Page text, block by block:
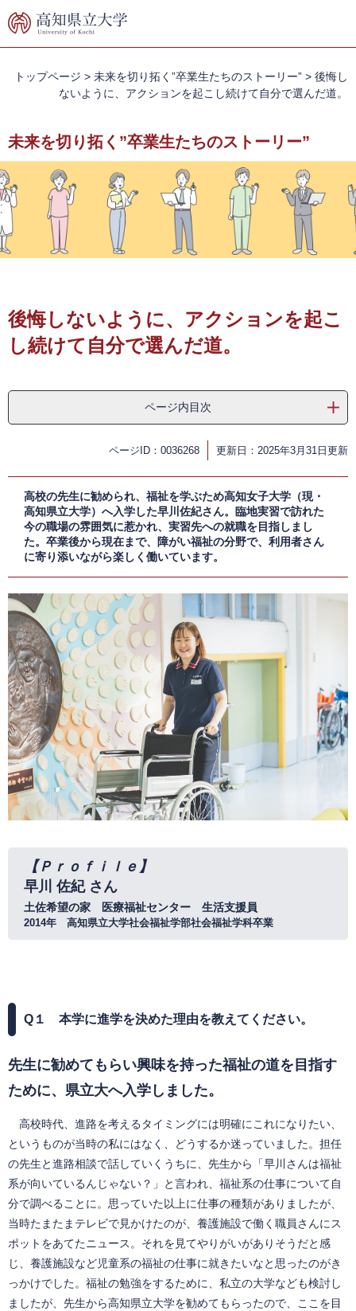
ー
ニ
て
本
文
へ
トップページ > 未来を切り拓く”卒業生たちのストーリー” > 後悔し
ないように、アクションを起こし続けて自分で選んだ道。
未来を切り拓く”卒業生たちのストーリー”
後悔しないように、アクションを起こ
し続けて自分で選んだ道。
ページ内目次
ページID：0036268 更新日：2025年3月31日更新
高校の先生に勧められ、福祉を学ぶため高知女子大学（現・
高知県立大学）へ入学した早川佐紀さん。臨地実習で訪れた
今の職場の雰囲気に惹かれ、実習先への就職を目指しまし
た。卒業後から現在まで、障がい福祉の分野で、利用者さん
に寄り添いながら楽しく働いています。​
【Ｐｒｏｆｉｌｅ】
早川 佐紀 さん​
土佐希望の家 医療福祉センター 生活支援員
2014年 高知県立大学社会福祉学部社会福祉学科卒業
Q １ 本学に進学を決めた理由を教えてください。
先生に勧めてもらい興味を持った福祉の道を目指す
ために、県立大へ入学しました。
高校時代、進路を考えるタイミングには明確にこれになりたい、
というものが当時の私にはなく、どうするか迷っていました。担任
の先生と進路相談で話していくうちに、先生から「早川さんは福祉
系が向いているんじゃない？」と言われ、福祉系の仕事について自
分で調べることに。思っていた以上に仕事の種類がありましたが、
当時たまたまテレビで見かけたのが、養護施設で働く職員さんにス
ポットをあてたニュース。それを見てやりがいがありそうだと感
じ、養護施設など児童系の福祉の仕事に就きたいなと思ったのがき
っかけでした。福祉の勉強をするために、私立の大学なども検討し
ましたが、先生から高知県立大学を勧めてもらったので、ここを目